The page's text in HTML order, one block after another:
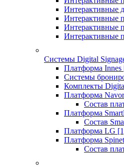
Интерактивные
Интерактивные
Интерактивные
Интерактивные
Системы Digital
Платформа Innes
Системы
Комплекты
Платформа
Состав
Платформа
Состав
Платформа LG
Платформа
Состав